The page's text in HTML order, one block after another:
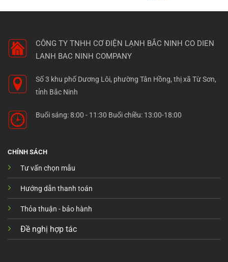
CÔNG TY TNHH CƠ ĐIỆN LẠNH BẮC NINH CO DIEN
LANH BAC NINH COMPANY
Số 3 khu phố Dương Lôi, phường Tân Hồng, thị xã Từ Sơn,
tỉnh Bắc Ninh
Buổi sáng: 8:00 - 11:30 Buổi chiều: 13:00-18:00
CHÍNH SÁCH
Tư vấn chọn mẫu
Hướng dẫn thanh toán
Thỏa thuận - bảo hành
Đề nghị hợp tác